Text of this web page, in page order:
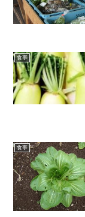
食事
食事